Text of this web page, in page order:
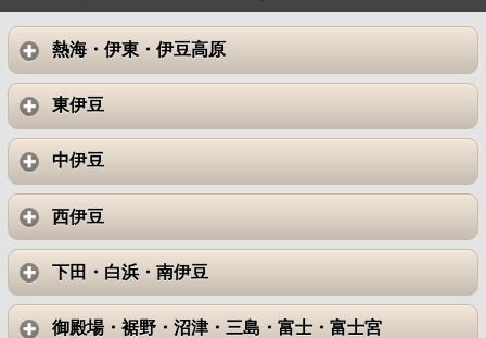
熱海・伊東・伊豆高原
東伊豆
中伊豆
西伊豆
下田・白浜・南伊豆
御殿場・裾野・沼津・三島・富士・富士宮